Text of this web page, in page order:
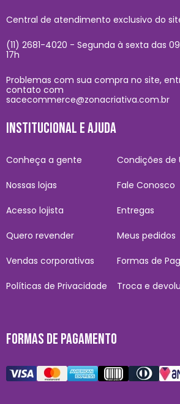
Central de atendimento exclusivo do
(11) 2681-4020 - Segunda à sexta das
17h
Problemas com sua compra no site,
contato com
sacecommerce@zonacriativa.com.br
INSTITUCIONAL E AJUDA
Conheça a gente
Nossas lojas
Acesso lojista
Quero revender
Vendas corporativas
Políticas de Privacidade
Condições de
Fale Conosco
Entregas
Meus pedidos
Formas de
Troca e
FORMAS DE PAGAMENTO